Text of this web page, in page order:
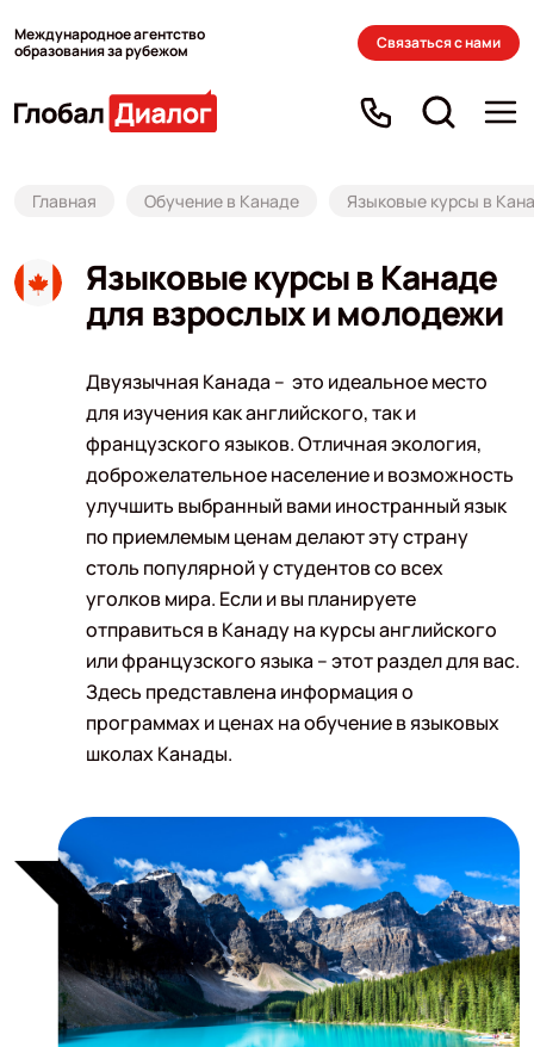
Международное агентство
образования за рубежом
Связаться с нами
Главная Обучение в Канаде Языковые курсы в
Языковые курсы в Канаде
для взрослых и молодежи
Двуязычная Канада – это идеальное место
для изучения как английского, так и
французского языков. Отличная экология,
доброжелательное население и возможность
улучшить выбранный вами иностранный язык
по приемлемым ценам делают эту страну
столь популярной у студентов со всех
уголков мира. Если и вы планируете
отправиться в Канаду на курсы английского
или французского языка – этот раздел для вас.
Здесь представлена информация о
программах и ценах на обучение в языковых
школах Канады.